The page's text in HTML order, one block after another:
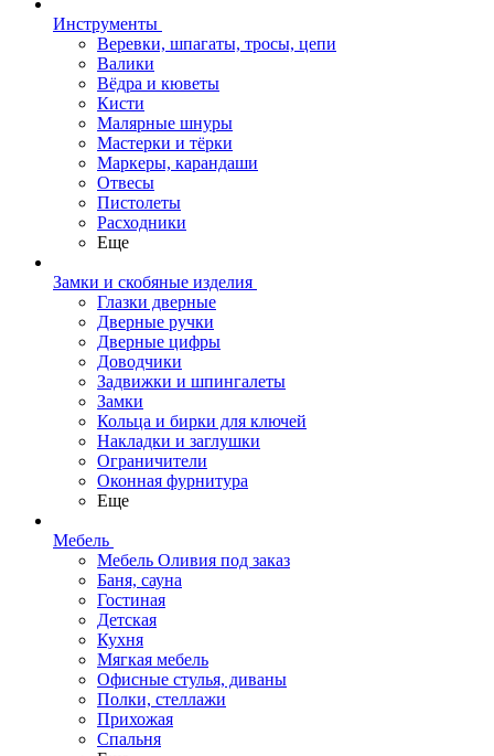
Инструменты
Веревки, шпагаты, тросы, цепи
Валики
Вёдра и кюветы
Кисти
Малярные шнуры
Мастерки и тёрки
Маркеры, карандаши
Отвесы
Пистолеты
Расходники
Еще
Замки и скобяные изделия
Глазки дверные
Дверные ручки
Дверные цифры
Доводчики
Задвижки и шпингалеты
Замки
Кольца и бирки для ключей
Накладки и заглушки
Ограничители
Оконная фурнитура
Еще
Мебель
Мебель Оливия под заказ
Баня, сауна
Гостиная
Детская
Кухня
Мягкая мебель
Офисные стулья, диваны
Полки, стеллажи
Прихожая
Спальня